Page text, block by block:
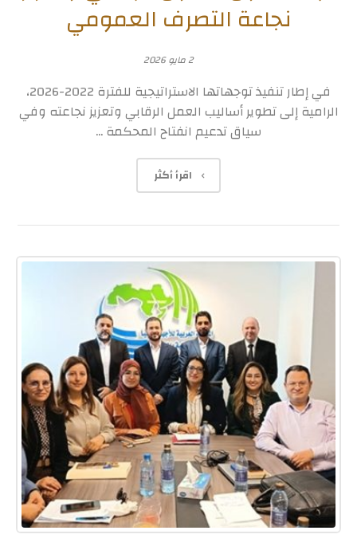
نجاعة التصرف العمومي
2 مايو 2026
في إطار تنفيذ توجهاتها الاستراتيجية للفترة 2022-2026،
الرامية إلى تطوير أساليب العمل الرقابي وتعزيز نجاعته وفي
سياق تدعيم انفتاح المحكمة ...
اقرأ أكثر